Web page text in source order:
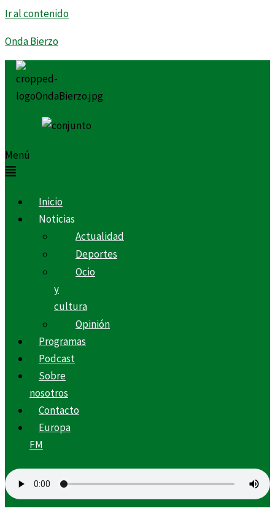
Ir al contenido
Onda Bierzo
Menú
Inicio
Noticias
Actualidad
Deportes
Ocio
y
cultura
Opinión
Programas
Podcast
Sobre
nosotros
Contacto
Europa
FM